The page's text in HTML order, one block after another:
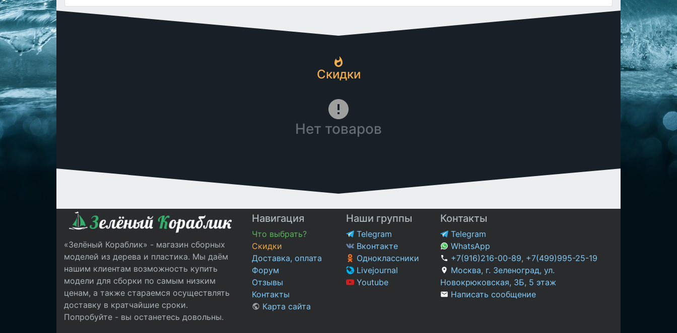
Скидки
Нет товаров
«Зелёный Кораблик» - магазин сборных
моделей из дерева и пластика. Мы даём
нашим клиентам возможность купить
модели для сборки по самым низким
ценам, а также стараемся осуществлять
доставку в кратчайшие сроки.
Попробуйте - вы останетесь довольны.
Навигация
Что выбрать?
Скидки
Доставка, оплата
Форум
Отзывы
Контакты
Карта сайта
Наши группы
Telegram
Вконтакте
Одноклассники
Livejournal
Youtube
Контакты
Telegram
WhatsApp
+7(916)216-00-89, +7(499)995-25-19
Москва, г. Зеленоград, ул.
Новокрюковская, 3Б, 5 этаж
Написать сообщение